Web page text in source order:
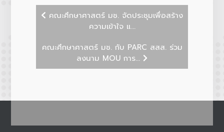
คณะศึกษาศาสตร์ มช. จัดประชุมเพื่อสร้าง
ความเข้าใจ แ...
คณะศึกษาศาสตร์ มช. กับ PARC สสส. ร่วม
ลงนาม MOU การ...